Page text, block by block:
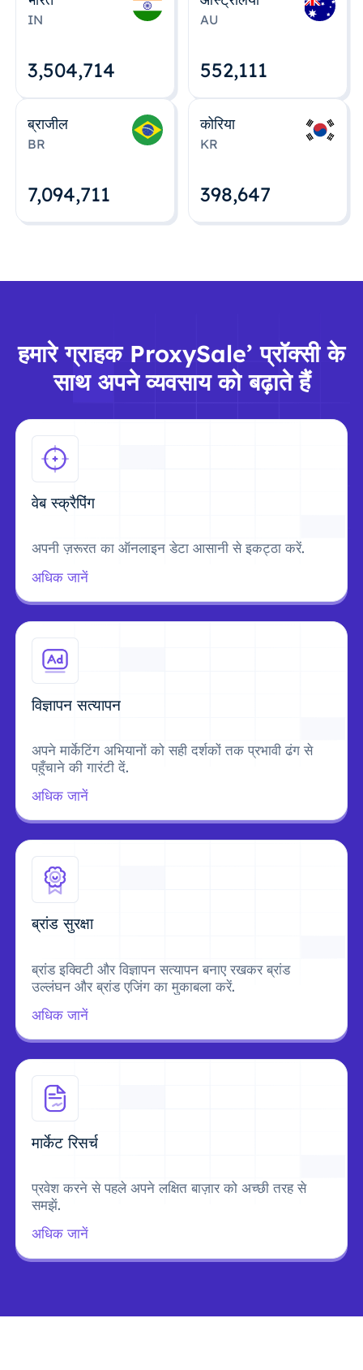
IN
3,504,715
AU
552,112
ब्राजील
BR
7,094,712
कोरिया
KR
398,648
हमारे ग्राहक ProxySale’ प्रॉक्सी के
साथ अपने व्यवसाय को बढ़ाते हैं
वेब स्क्रैपिंग
अपनी ज़रूरत का ऑनलाइन डेटा आसानी से इकट्ठा करें.
अधिक जानें
विज्ञापन सत्यापन
अपने मार्केटिंग अभियानों को सही दर्शकों तक प्रभावी ढंग से
पहुँचाने की गारंटी दें.
अधिक जानें
ब्रांड सुरक्षा
ब्रांड इक्विटी और विज्ञापन सत्यापन बनाए रखकर ब्रांड
उल्लंघन और ब्रांड एजिंग का मुकाबला करें.
अधिक जानें
मार्केट रिसर्च
प्रवेश करने से पहले अपने लक्षित बाज़ार को अच्छी तरह से
समझें.
अधिक जानें